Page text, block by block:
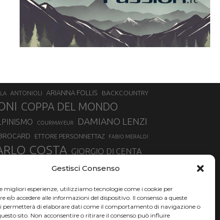
Gestisci Consenso
migliori esperienze, utilizziamo tecnologie come i cookie per
e/o accedere alle informazioni del dispositivo. Il consenso a queste
permetterà di elaborare dati come il comportamento di navigazione o
sito. Non acconsentire o ritirare il consenso può influire
ANTONIOLI ARIANNA FOLLIS
BACKCOUNTRY
COPPA DEL MONDO
COURMAYEUR DAMIANO LENZI
ETTORE PERSONNETTAZ FABIO MERALDI
COSTA GIORGIO DI CENTA
LUCA MATTEOTTI MADONNA DI CAMPIGLIO
NAZIONALE DI SCIALPINISMO NORVEGIA
PSL RAFFAELLA TEMPESTA